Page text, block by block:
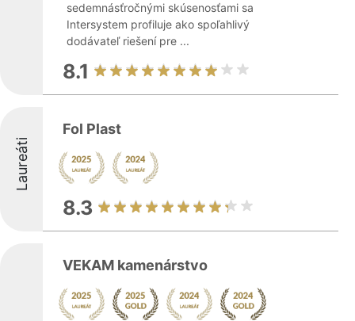
sedemnásťročnými skúsenosťami sa
Intersystem profiluje ako spoľahlivý
dodávateľ riešení pre ...
8.1
Laureáti
Fol Plast
8.3
VEKAM kamenárstvo